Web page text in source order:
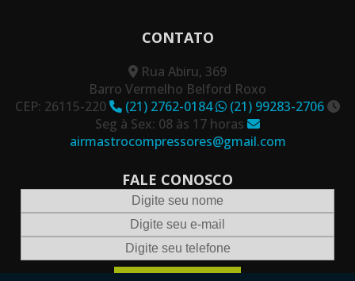
CONTATO
Rua Abiru, 369
Barro Vermelho Belford Roxo
CEP: 26115-220
(21) 2762-0184
(21) 99283-2706
Seg à Sex: 08 às 17 horas
airmastrocompressores@gmail.com
FALE CONOSCO